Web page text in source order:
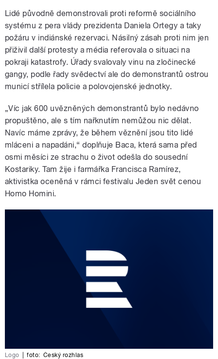
Lidé původně demonstrovali proti reformě sociálního
systému z pera vlády prezidenta Daniela Ortegy a taky
požáru v indiánské rezervaci. Násilný zásah proti nim jen
přiživil další protesty a média referovala o situaci na
pokraji katastrofy. Úřady svalovaly vinu na zločinecké
gangy, podle řady svědectví ale do demonstrantů ostrou
municí střílela policie a polovojenské jednotky.
„Víc jak 600 uvězněných demonstrantů bylo nedávno
propuštěno, ale s tím nařknutím nemůžou nic dělat.
Navíc máme zprávy, že během věznění jsou tito lidé
mláceni a napadáni,“ doplňuje Baca, která sama před
osmi měsíci ze strachu o život odešla do sousední
Kostariky. Tam žije i farmářka Francisca Ramírez,
aktivistka oceněná v rámci festivalu Jeden svět cenou
Homo Homini.
Logo foto: Český rozhlas